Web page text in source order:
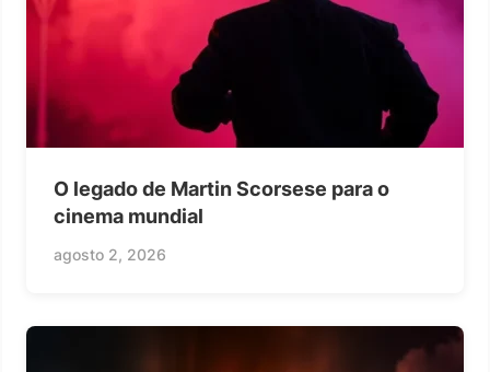
O legado de Martin Scorsese para o
cinema mundial
agosto 2, 2026